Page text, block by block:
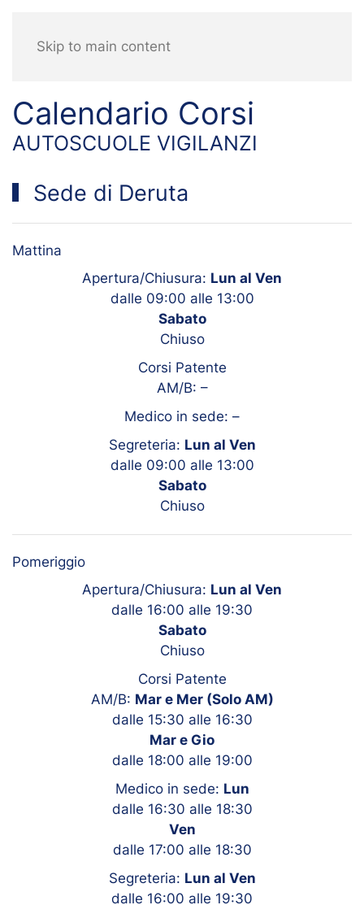
Skip to main content
Calendario Corsi
AUTOSCUOLE VIGILANZI
Sede di Deruta
Mattina
Apertura/Chiusura: Lun al Ven
dalle 09:00 alle 13:00
Sabato
Chiuso
Corsi Patente
AM/B: –
Medico in sede: –
Segreteria: Lun al Ven
dalle 09:00 alle 13:00
Sabato
Chiuso
Pomeriggio
Apertura/Chiusura: Lun al Ven
dalle 16:00 alle 19:30
Sabato
Chiuso
Corsi Patente
AM/B: Mar e Mer (Solo AM)
dalle 15:30 alle 16:30
Mar e Gio
dalle 18:00 alle 19:00
Medico in sede: Lun
dalle 16:30 alle 18:30
Ven
dalle 17:00 alle 18:30
Segreteria: Lun al Ven
dalle 16:00 alle 19:30